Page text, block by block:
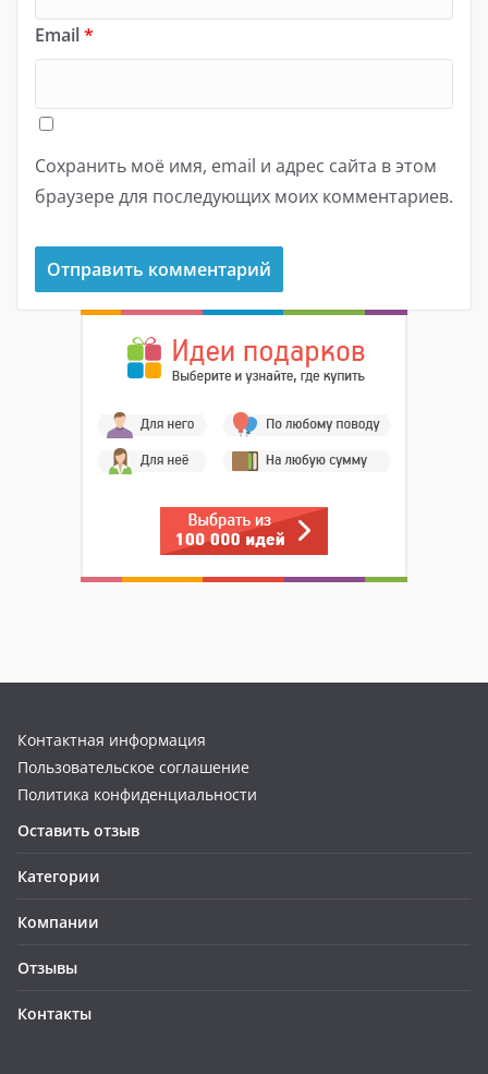
Email*
Сохранить моё имя, email и адрес сайта в этом
браузере для последующих моих комментариев.
Контактная информация
Пользовательское соглашение
Политика конфиденциальности
Оставить отзыв
Категории
Компании
Отзывы
Контакты